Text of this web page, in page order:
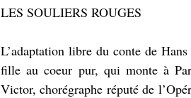
LES SOULIERS ROUGES
L’adaptation libre du conte de
fille au coeur pur, qui monte à
Victor, chorégraphe réputé de